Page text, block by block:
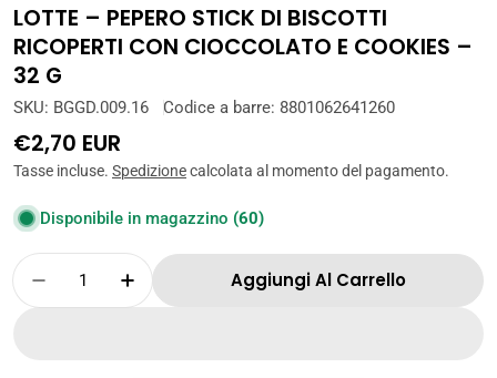
LOTTE – PEPERO STICK DI BISCOTTI
RICOPERTI CON CIOCCOLATO E COOKIES –
32 G
SKU: BGGD.009.16 Codice a barre: 8801062641260
Prezzo
normale
€2,70 EUR
Tasse incluse. Spedizionecalcolata al momento del pagamento.
Disponibile in magazzino (60)
Quantità
Diminuisci La Quantità Per LOTTE – PEPERO
Aumenta La Quantità Per LOTTE –
Aggiungi Al Carrello